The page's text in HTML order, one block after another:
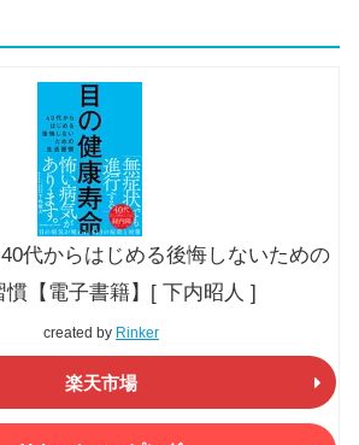
代からはじめる後悔しないための
慣【電子書籍】[ 下内昭人 ]
created by Rinker
楽天市場